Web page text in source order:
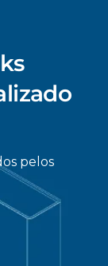
pelos